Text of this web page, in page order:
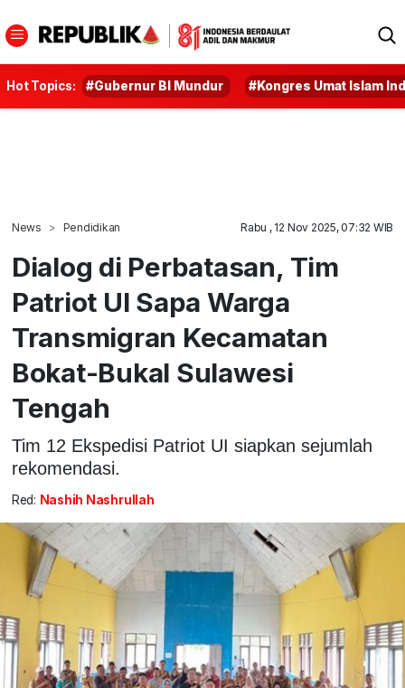
Hot Topics: #Gubernur BI Mundur #Kongres Umat Islam
News Pendidikan Rabu , 12 Nov 2025, 07:32 WIB
Dialog di Perbatasan, Tim
Patriot UI Sapa Warga
Transmigran Kecamatan
Bokat-Bukal Sulawesi
Tengah
Tim 12 Ekspedisi Patriot UI siapkan sejumlah
rekomendasi.
Red: Nashih Nashrullah